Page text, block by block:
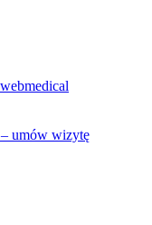
umów wizytę